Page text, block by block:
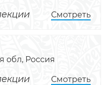
Смотреть
обл, Россия
Смотреть